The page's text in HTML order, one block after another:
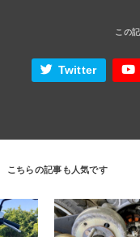
Twitter